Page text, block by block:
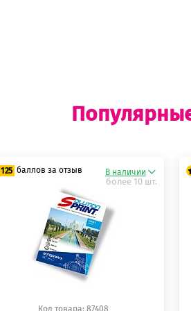
125 баллов за отзыв
125 баллов
125 баллов
В наличии
более 10 шт.